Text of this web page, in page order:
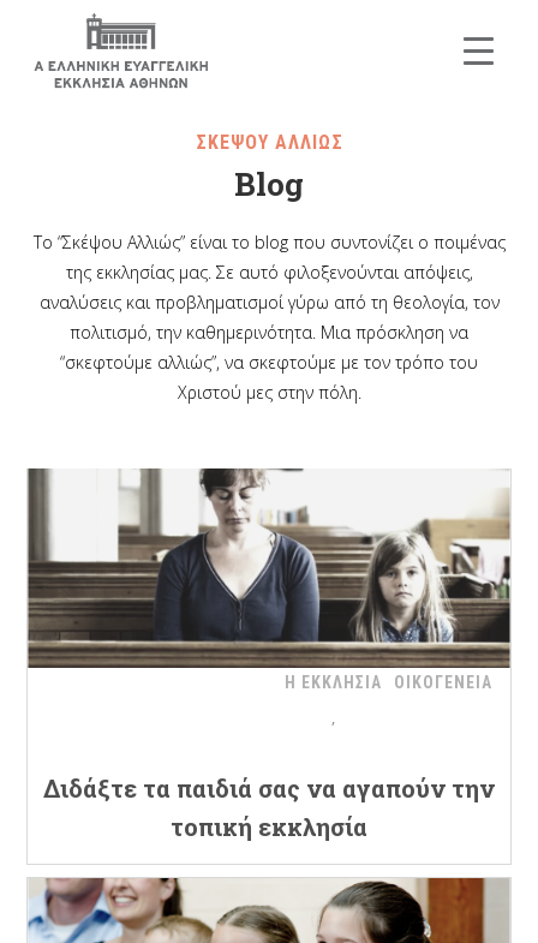
ΣΚΕΨΟΥ ΑΛΛΙΩΣ
Blog
Το “Σκέψου Αλλιώς” είναι το blog που συντονίζει ο ποιμένας
της εκκλησίας μας. Σε αυτό φιλοξενούνται απόψεις,
αναλύσεις και προβληματισμοί γύρω από τη θεολογία, τον
πολιτισμό, την καθημερινότητα. Μια πρόσκληση να
“σκεφτούμε αλλιώς”, να σκεφτούμε με τον τρόπο του
Χριστού μες στην πόλη.
Η ΕΚΚΛΗΣΙΑ ΟΙΚΟΓΕΝΕΙΑ
Διδάξτε τα παιδιά σας να αγαπούν την
τοπική εκκλησία